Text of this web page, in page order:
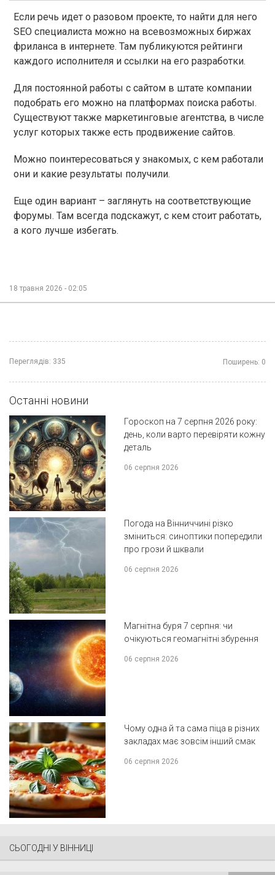
Если речь идет о разовом проекте, то найти для него
SEO специалиста можно на всевозможных биржах
фриланса в интернете. Там публикуются рейтинги
каждого исполнителя и ссылки на его разработки.
Для постоянной работы с сайтом в штате компании
подобрать его можно на платформах поиска работы.
Существуют также маркетинговые агентства, в числе
услуг которых также есть продвижение сайтов.
Можно поинтересоваться у знакомых, с кем работали
они и какие результаты получили.
Еще один вариант – заглянуть на соответствующие
форумы. Там всегда подскажут, с кем стоит работать,
а кого лучше избегать.
18 травня 2026 - 02:05
Переглядів: 335 Поширень: 0
Останні новини
Гороскоп на 7 серпня 2026 року:
день, коли варто перевіряти кожну
деталь
06 серпня 2026
Погода на Вінниччині різко
зміниться: синоптики попередили
про грози й шквали
06 серпня 2026
Магнітна буря 7 серпня: чи
очікуються геомагнітні збурення
06 серпня 2026
Чому одна й та сама піца в різних
закладах має зовсім інший смак
06 серпня 2026
СЬОГОДНІ У ВІННИЦІ